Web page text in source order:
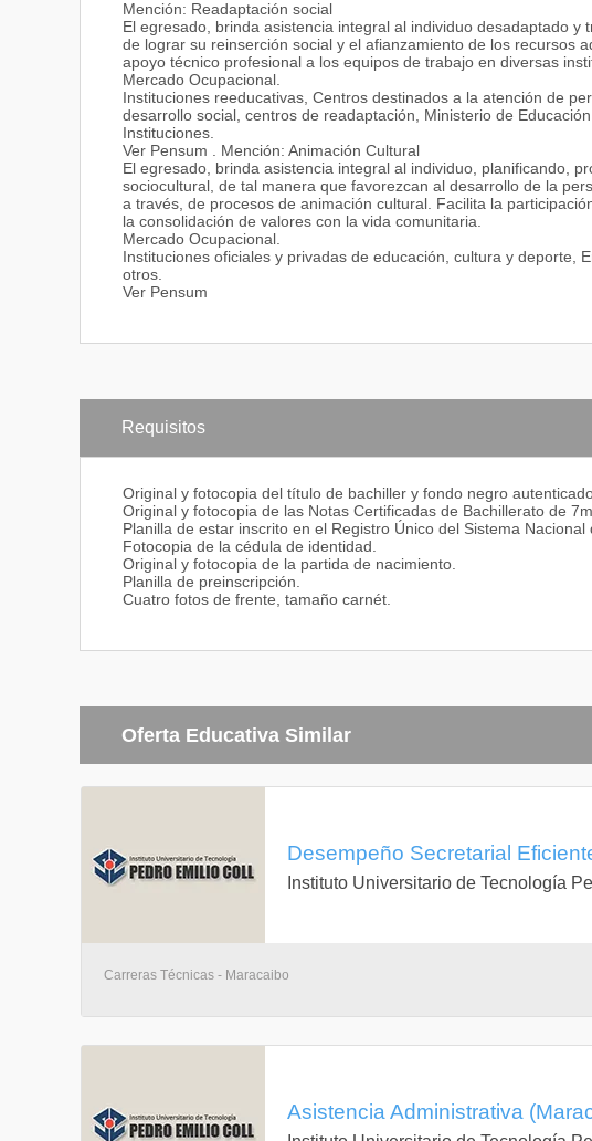
Mención: Readaptación social
El egresado, brinda asistencia integral al individuo desadaptado
de lograr su reinserción social y el afianzamiento de los recursos
apoyo técnico profesional a los equipos de trabajo en diversas
Mercado Ocupacional.
Instituciones reeducativas, Centros destinados a la atención de
desarrollo social, centros de readaptación, Ministerio de
Instituciones.
Ver Pensum . Mención: Animación Cultural
El egresado, brinda asistencia integral al individuo, planificando,
sociocultural, de tal manera que favorezcan al desarrollo de la
a través, de procesos de animación cultural. Facilita la
la consolidación de valores con la vida comunitaria.
Mercado Ocupacional.
Instituciones oficiales y privadas de educación, cultura y deporte,
otros.
Ver Pensum
Requisitos
Original y fotocopia del título de bachiller y fondo negro
Original y fotocopia de las Notas Certificadas de Bachillerato de
Planilla de estar inscrito en el Registro Único del Sistema
Fotocopia de la cédula de identidad.
Original y fotocopia de la partida de nacimiento.
Planilla de preinscripción.
Cuatro fotos de frente, tamaño carnét.
Oferta Educativa Similar
Desempeño Secretarial
Instituto Universitario de Tecnología
Carreras Técnicas - Maracaibo
Asistencia Administrativa